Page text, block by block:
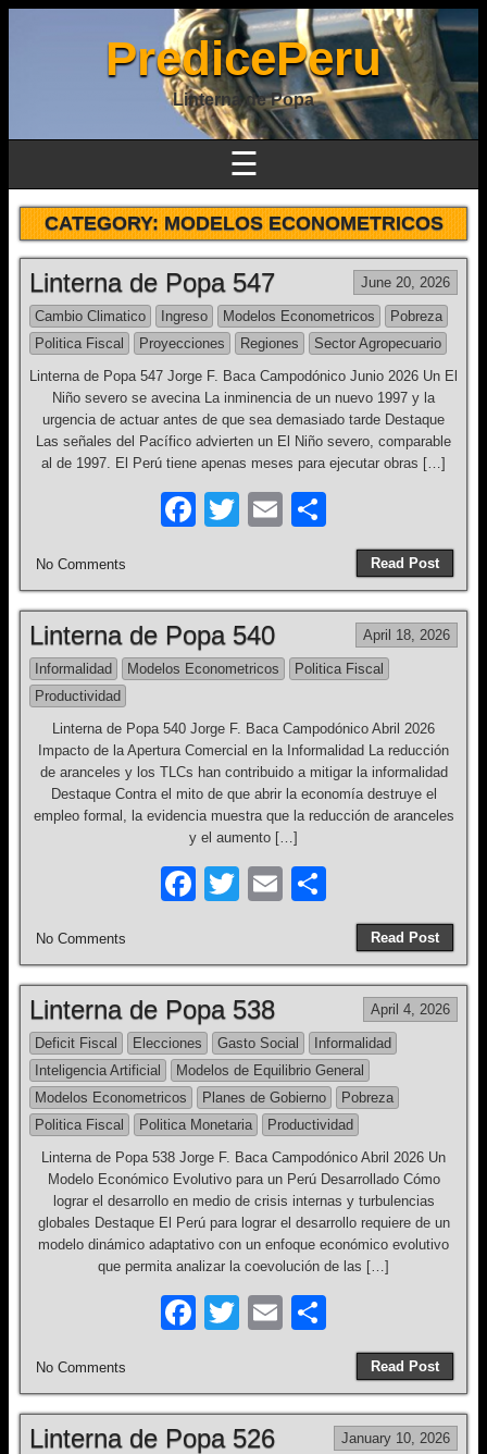
PredicePeru
Linterna de Popa
☰
CATEGORY:MODELOS ECONOMETRICOS
Linterna de Popa 547 June 20, 2026
Cambio Climatico Ingreso Modelos Econometricos
Pobreza
Politica Fiscal
Proyecciones Regiones
Sector Agropecuario
Linterna de Popa 547 Jorge F. Baca Campodónico Junio 2026 Un El
Niño severo se avecina La inminencia de un nuevo 1997 y la
urgencia de actuar antes de que sea demasiado tarde Destaque
Las señales del Pacífico advierten un El Niño severo, comparable
al de 1997. El Perú tiene apenas meses para ejecutar obras […]
F
e
b
o
o
k
T
er
E
ar
e
Read Post
No Comments
Linterna de Popa 540 April 18, 2026
Informalidad Modelos Econometricos
Politica Fiscal
Productividad
Linterna de Popa 540 Jorge F. Baca Campodónico Abril 2026
Impacto de la Apertura Comercial en la Informalidad La reducción
de aranceles y los TLCs han contribuido a mitigar la informalidad
Destaque Contra el mito de que abrir la economía destruye el
empleo formal, la evidencia muestra que la reducción de aranceles
y el aumento […]
F
e
b
o
o
k
T
er
E
ar
e
Read Post
No Comments
Linterna de Popa 538 April 4, 2026
Deficit Fiscal Elecciones Gasto Social
Informalidad
Inteligencia Artificial
Modelos de Equilibrio General
Modelos Econometricos
Planes de Gobierno
Pobreza
Politica Fiscal
Politica Monetaria
Productividad
Linterna de Popa 538 Jorge F. Baca Campodónico Abril 2026 Un
Modelo Económico Evolutivo para un Perú Desarrollado Cómo
lograr el desarrollo en medio de crisis internas y turbulencias
globales Destaque El Perú para lograr el desarrollo requiere de un
modelo dinámico adaptativo con un enfoque económico evolutivo
que permita analizar la coevolución de las […]
F
e
T
er
E
ar
e
Read Post
No Comments
Linterna de Popa 526 January 10, 2026